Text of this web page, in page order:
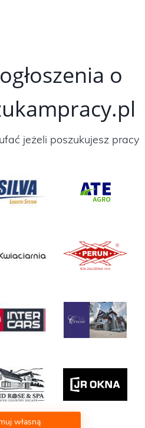
o
jeżeli poszukujesz pracy
własną